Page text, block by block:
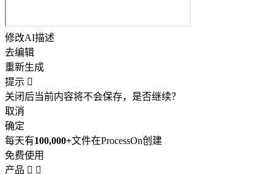
修改AI描述
去编辑
重新生成
提示 
关闭后当前内容将不会保存，是否继续？
取消
确定
每天有100,000+文件在ProcessOn创建
免费使用
产品  